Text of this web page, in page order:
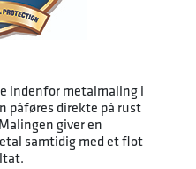
indenfor metalmaling i
påføres direkte på rust
giver en
samtidig med et flot